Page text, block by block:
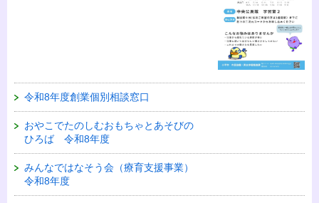
令和8年度創業個別相談窓口
おやこでたのしむおもちゃとあそびの
ひろば 令和8年度
みんなではなそう会（療育支援事業）
令和8年度